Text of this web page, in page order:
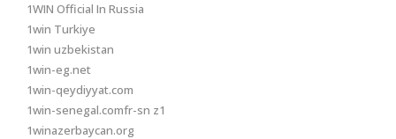
1WIN Official In Russia
1win Turkiye
1win uzbekistan
1win-eg.net
1win-qeydiyyat.com
1win-senegal.comfr-sn z1
1winazerbaycan.org